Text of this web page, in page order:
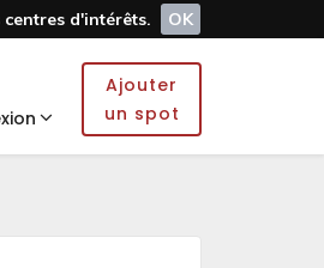
d'intérêts.
OK
Ajouter
un spot